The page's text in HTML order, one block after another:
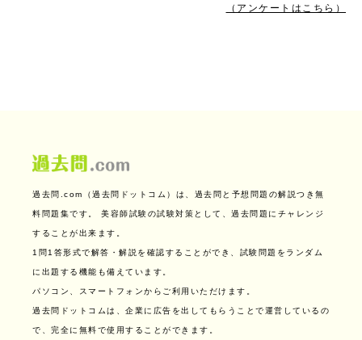
（アンケートはこちら）
過去問.com（過去問ドットコム）は、過去問と予想問題の解説つき無
料問題集です。 美容師試験の試験対策として、過去問題にチャレンジ
することが出来ます。
1問1答形式で解答・解説を確認することができ、試験問題をランダム
に出題する機能も備えています。
パソコン、スマートフォンからご利用いただけます。
過去問ドットコムは、企業に広告を出してもらうことで運営しているの
で、完全に無料で使用することができます。